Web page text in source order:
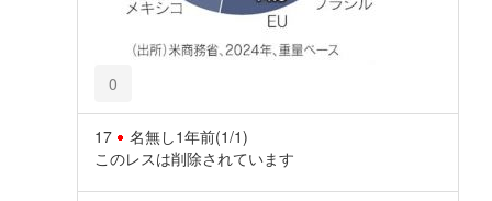
0
17 名無し1年前(1/1)
このレスは削除されています